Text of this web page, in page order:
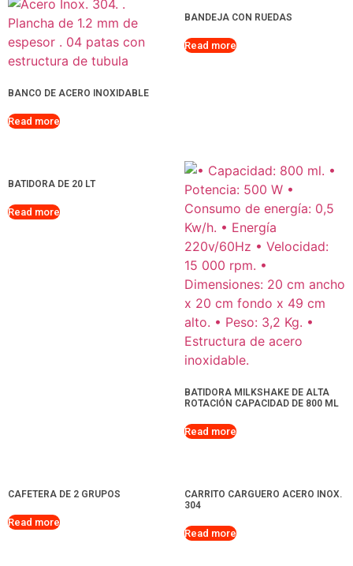
BANCO DE ACERO INOXIDABLE
Read more
BANDEJA CON RUEDAS
Read more
BATIDORA DE 20 LT
Read more
BATIDORA MILKSHAKE DE ALTA
ROTACIÓN CAPACIDAD DE 800 ML
Read more
CAFETERA DE 2 GRUPOS
Read more
CARRITO CARGUERO ACERO INOX.
304
Read more